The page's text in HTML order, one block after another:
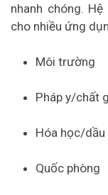
nhanh chóng.
cho nhiều ứng
Môi trường
Pháp y/chất
Hóa học/dầu
Quốc phòng